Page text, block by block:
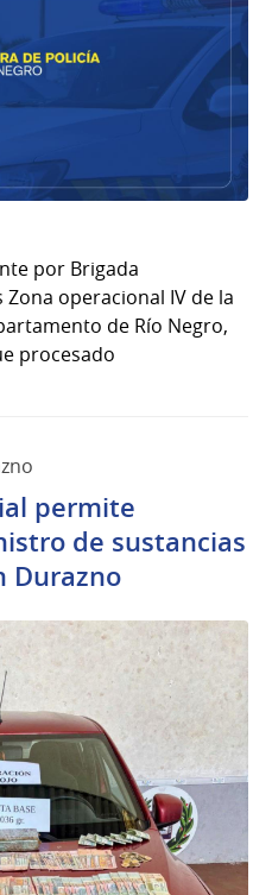
por Brigada
operacional IV de la
de Río Negro,
procesado
permite
de sustancias
Durazno